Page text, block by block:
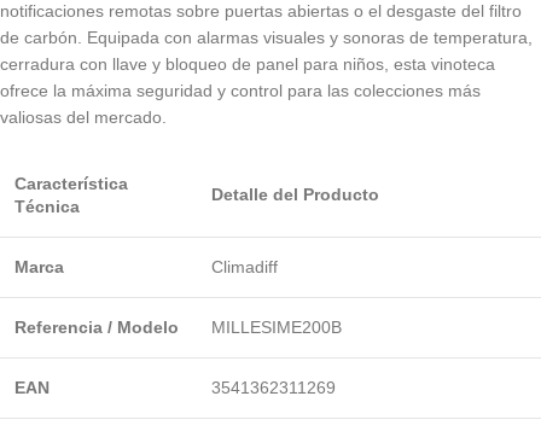
notificaciones remotas sobre puertas abiertas o el desgaste del filtro
de carbón. Equipada con alarmas visuales y sonoras de temperatura,
cerradura con llave y bloqueo de panel para niños, esta vinoteca
ofrece la máxima seguridad y control para las colecciones más
valiosas del mercado.
Característica
Técnica
Detalle del Producto
Marca Climadiff
Referencia / Modelo MILLESIME200B
EAN 3541362311269